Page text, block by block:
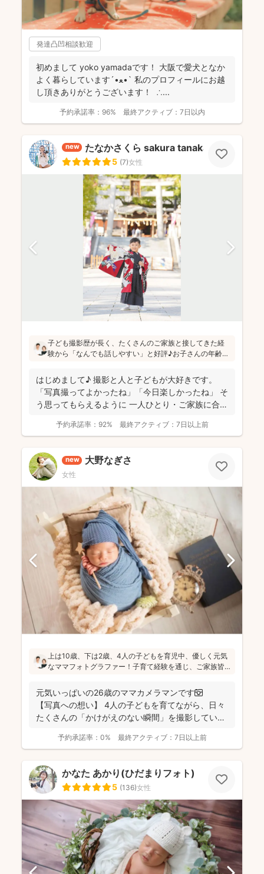
発達凸凹相談歓迎
初めまして yoko yamadaです！ 大阪で愛犬となか
よく暮らしています‎´•ﻌ•` 私のプロフィールにお越
し頂きありがとうございます！ ∴...
予約承諾率： 96% 最終アクティブ： 7日以内
new たなかさくら sakura tanaka
5 (7)女性
子ども撮影歴が長く、たくさんのご家族と接してきた経
験から「なんでも話しやすい」と好評♪お子さんの年齢や
しゃり、親御さんの要望もしっかり汲み取って撮影を進
められています(^^)
はじめまして♪ 撮影と人と子どもが大好きです。
「写真撮ってよかったね」「今日楽しかったね」 そ
う思ってもらえるように 一人ひとり・ご家族に合わ
予約承諾率： 92% 最終アクティブ： 7日以上前
new 大野なぎさ
女性
上は10歳、下は2歳、4人の子どもを育児中、優しく元気
なママフォトグラファー！子育て経験を通じ、ご家族皆
ちを大切にしています！お子さんに無理がないよう、お
喋りしながら楽しく撮影していきます(^^)
元気いっぱいの26歳のママカメラマンです📷
【写真への想い】 4人の子どもを育てながら、日々
たくさんの「かけがえのない瞬間」を撮影してい
予約承諾率： 0% 最終アクティブ： 7日以上前
かなた あかり(ひだまりフォト)
5 (136)女性